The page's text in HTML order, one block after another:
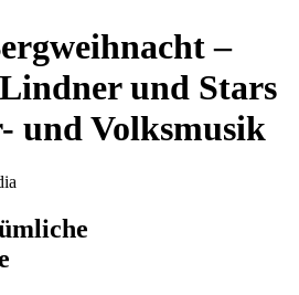
–
und Stars
und Volksmusik